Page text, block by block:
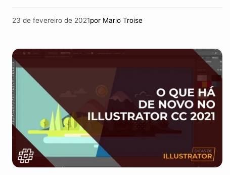
23 de fevereiro de 2021por Mario Troise